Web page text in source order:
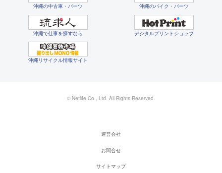
沖縄の中古車・パーツ 沖縄のバイク・パーツ
沖縄で仕事を探すなら デジタルプリントショップ
沖縄リサイクル情報サイト
© Netlife Co., Ltd. All Rights Reserved.
運営会社
お問合せ
サイトマップ